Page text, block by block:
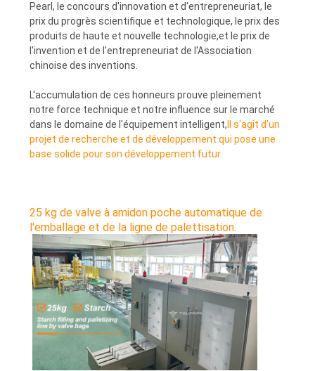
Pearl, le concours d'innovation et d'entrepreneuriat, le
prix du progrès scientifique et technologique, le prix des
produits de haute et nouvelle technologie,et le prix de
l'invention et de l'entrepreneuriat de l'Association
chinoise des inventions.
L'accumulation de ces honneurs prouve pleinement
notre force technique et notre influence sur le marché
dans le domaine de l'équipement intelligent, Il s'agit d'un
projet de recherche et de développement qui pose une
base solide pour son développement futur.
25 kg de valve à amidon poche automatique de
l'emballage et de la ligne de palettisation.